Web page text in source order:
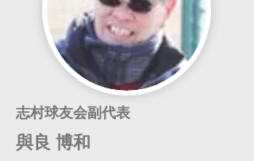
志村球友会副代表
與良 博和